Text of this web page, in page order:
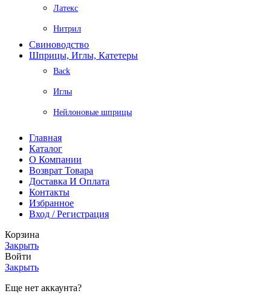
Латекс
Нитрил
Свиноводство
Шприцы, Иглы, Катетеры
Back
Иглы
Нейлоновые шприцы
Главная
Каталог
О Компании
Возврат Товара
Доставка И Оплата
Контакты
Избранное
Вход / Регистрация
Корзина
Закрыть
Войти
Закрыть
Еще нет аккаунта?